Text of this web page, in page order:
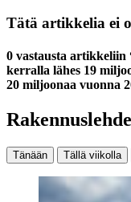
Tätä artikkelia ei
0 vastausta artikkeliin
kerralla lähes 19
20 miljoonaa vuonna
Tänään Tällä viikolla